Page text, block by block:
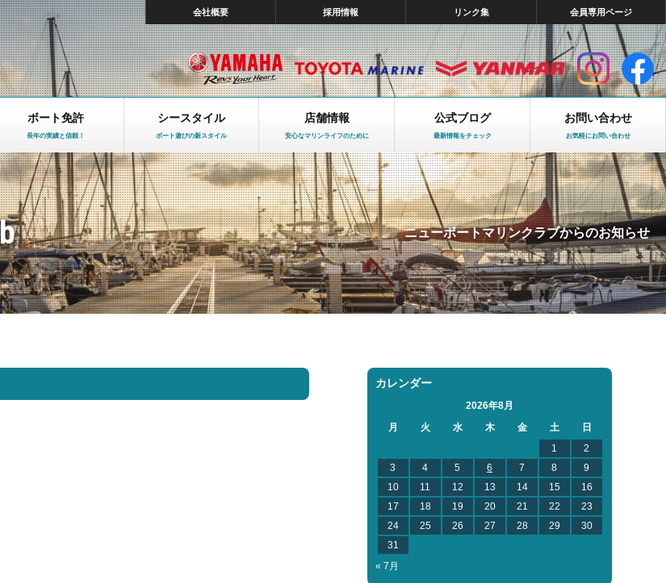
会社概要 採用情報 リンク集 会員専用ページ
ボート免許
長年の実績と信頼！
シースタイル
ボート遊びの新スタイル
店舗情報
安心なマリンライフのために
公式ブログ
最新情報をチェック
お問い合わせ
お気軽にお問い合わせ
ニューポートマリンクラブからのお知らせ
カレンダー
2026年8月
月
火 水 木 金 土
日
1
2
3
4 5 6 7 8
9
10
11 12 13 14 15
16
17
18 19 20 21 22
23
24
25 26 27 28 29
30
31
« 7月